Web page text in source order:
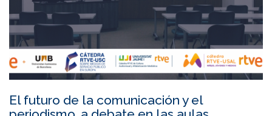
El futuro de la comunicación y el